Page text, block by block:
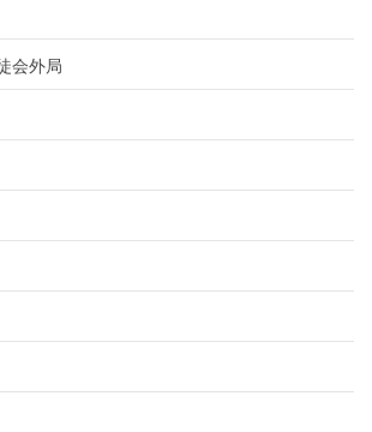
会外局